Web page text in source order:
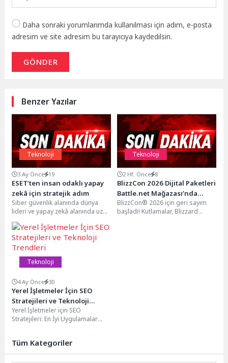
Daha sonraki yorumlarımda kullanılması için adım, e-posta
adresim ve site adresim bu tarayıcıya kaydedilsin.
GÖNDER
Benzer Yazılar
Teknoloji
3 Ay Önce 19
ESET’ten insan odaklı yapay
zekâ için stratejik adım
Siber güvenlik alanında dünya
lideri ve yapay zekâ alanında uzun
süredir öncü olan ESET, Agentic...
Teknoloji
2 Hf. Önce 8
BlizzCon 2026 Dijital Paketleri
Battle.net Mağazası’nda
Satışa Sunuldu!
BlizzCon® 2026 için geri sayım
başladı! Kutlamalar, Blizzard
Teknoloji
4 Ay Önce 30
Yerel İşletmeler İçin SEO
Stratejileri ve Teknoloji
Trendleri
Yerel İşletmeler için SEO
Stratejileri: En İyi Uygulamalar
Tüm Kategoriler